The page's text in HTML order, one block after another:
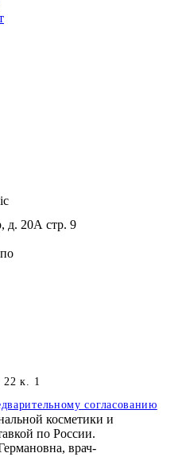
д. 20А стр. 9
22 к. 1
согласованию
косметики и
по России.
врач-